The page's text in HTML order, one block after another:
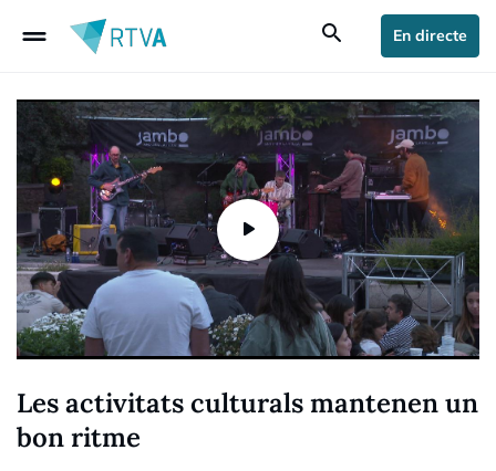
drag_handle search En directe
Les activitats culturals mantenen un
bon ritme